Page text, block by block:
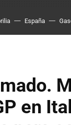
España
en